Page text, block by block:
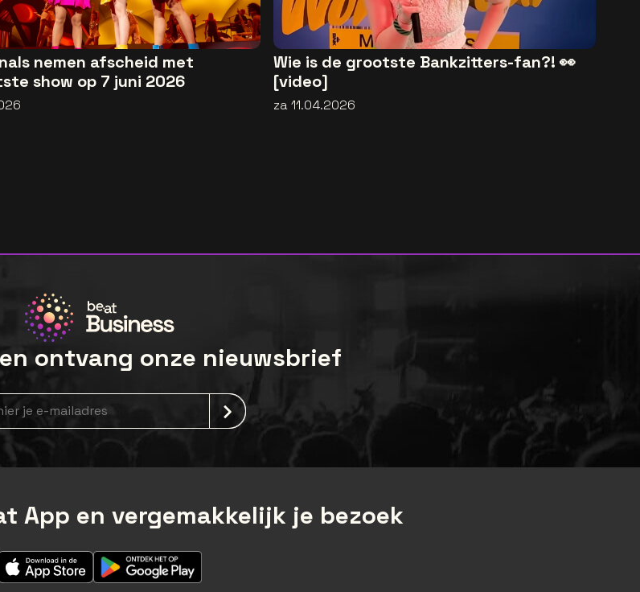
nemen afscheid met
show op 7 juni 2026
Wie is de grootste Bankzitters-fan?! 👀
[video]
za 11.04.2026
ontvang onze nieuwsbrief
App en vergemakkelijk je bezoek